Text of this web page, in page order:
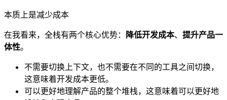
本质上是减少成本
在我看来，全栈有两个核心优势： 降低开发成本、 提升产品一
体性。
不需要切换上下文，也不需要在不同的工具之间切换，
这意味着开发成本更低。
可以更好地理解产品的整个堆栈，这意味着可以更好地